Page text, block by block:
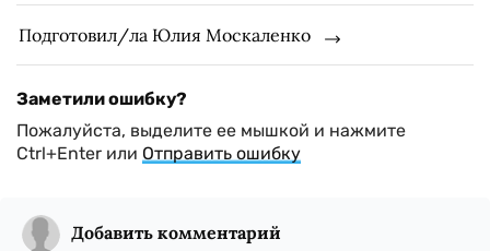
Подготовил/ла Юлия Москаленко
Заметили ошибку?
Пожалуйста, выделите ее мышкой и нажмите
Ctrl+Enter или Отправить ошибку
Добавить комментарий